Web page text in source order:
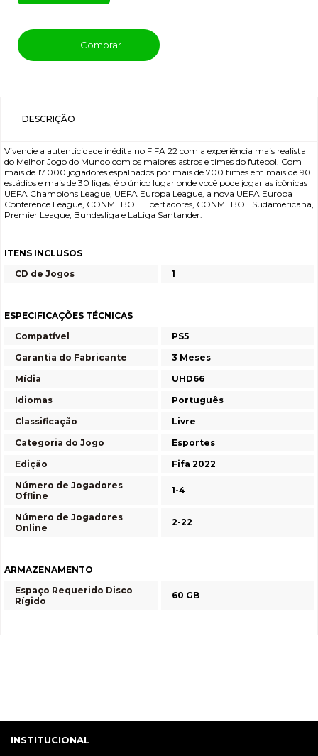
Comprar
DESCRIÇÃO
Vivencie a autenticidade inédita no FIFA 22 com a experiência mais realista
do Melhor Jogo do Mundo com os maiores astros e times do futebol. Com
mais de 17.000 jogadores espalhados por mais de 700 times em mais de 90
estádios e mais de 30 ligas, é o único lugar onde você pode jogar as icônicas
UEFA Champions League, UEFA Europa League, a nova UEFA Europa
Conference League, CONMEBOL Libertadores, CONMEBOL Sudamericana,
Premier League, Bundesliga e LaLiga Santander.
ITENS INCLUSOS
CD de Jogos
1
ESPECIFICAÇÕES TÉCNICAS
Compatível
PS5
Garantia do Fabricante
3 Meses
Mídia
UHD66
Idiomas
Português
Classificação
Livre
Categoria do Jogo
Esportes
Edição
Fifa 2022
Número de Jogadores
Offline
1-4
Número de Jogadores
Online
2-22
ARMAZENAMENTO
Espaço Requerido Disco
Rígido
60 GB
INSTITUCIONAL